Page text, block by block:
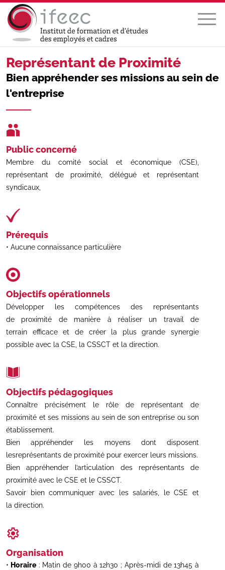
Représentant de Proximité
Bien appréhender ses missions au sein de
l'entreprise
Public concerné
Membre du comité social et économique (CSE),
représentant de proximité, délégué et représentant
syndicaux,
Prérequis
Aucune connaissance particulière
Objectifs opérationnels
Développer les compétences des représentants
de proximité de manière à réaliser un travail de
terrain efficace et de créer la plus grande synergie
possible avec la CSE, la CSSCT et la direction.
Objectifs pédagogiques
Connaître précisément le rôle de représentant de
proximité et ses missions au sein de son entreprise ou son
établissement.
Bien appréhender les moyens dont disposent
lesreprésentants de proximité pour exercer leurs missions.
Bien appréhender l’articulation des représentants de
proximité avec le CSE et le CSSCT.
Savoir bien communiquer avec les salariés, le CSE et
la direction.
Organisation
Horaire: Matin de 9h00 à 12h30 ; Après-midi de 13h45 à